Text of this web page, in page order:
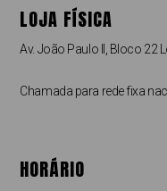
LOJA FÍSICA
Av. João Paulo II, Bloco 22
Chamada para rede fixa
HORÁRIO